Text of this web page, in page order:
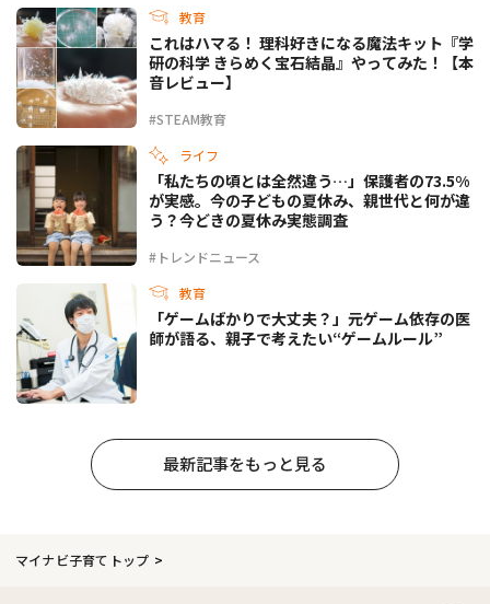
教育
#STEAM教育
これはハマる！ 理科好きになる魔法キット『学
研の科学 きらめく宝石結晶』やってみた！【本
音レビュー】
ライフ
#トレンドニュース
「私たちの頃とは全然違う…」保護者の73.5%
が実感。今の子どもの夏休み、親世代と何が違
う？今どきの夏休み実態調査
教育
「ゲームばかりで大丈夫？」元ゲーム依存の医
師が語る、親子で考えたい“ゲームルール”
最新記事をもっと見る
マイナビ子育てトップ